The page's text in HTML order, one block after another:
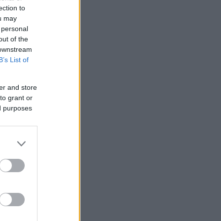
to
may
of the
List of
and store
grant or
purposes